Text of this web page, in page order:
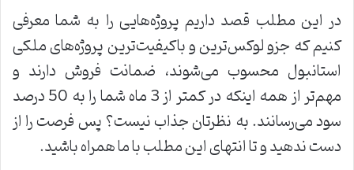
در این مطلب قصد داریم پروژه‌هایی را به شما معرفی
کنیم که جزو لوکس‌ترین و باکیفیت‌ترین پروژه‌های ملکی
استانبول محسوب می‌شوند، ضمانت فروش دارند و
مهم‌تر از همه اینکه در کمتر از 3 ماه شما را به 50 درصد
سود می‌رسانند. به نظرتان جذاب نیست؟ پس فرصت را از
دست ندهید و تا انتهای این مطلب با ما همراه باشید.